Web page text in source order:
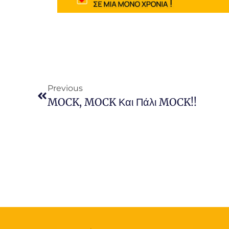
Previous
MOCK, MOCK Και Πάλι MOCK!!